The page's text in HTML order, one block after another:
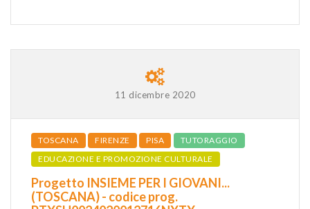
11 dicembre 2020
TOSCANA FIRENZE PISA
TUTORAGGIO
EDUCAZIONE E PROMOZIONE CULTURALE
Progetto INSIEME PER I GIOVANI...
(TOSCANA) - codice prog.